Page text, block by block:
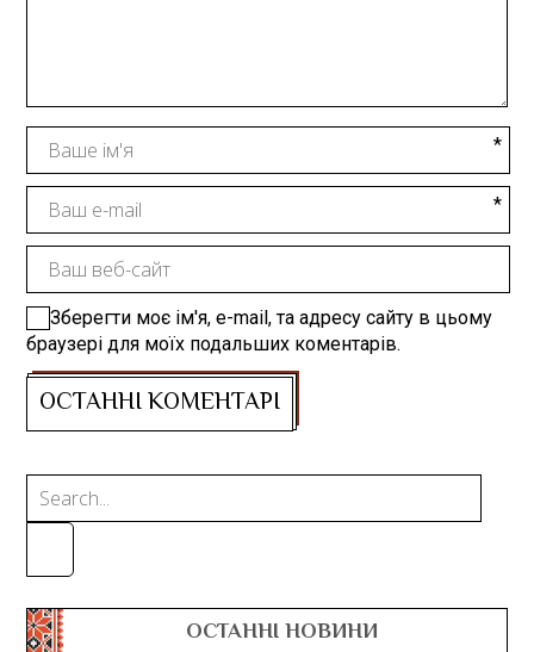
Зберегти моє ім'я, e-mail, та адресу сайту в цьому
браузері для моїх подальших коментарів.
ОСТАННІ НОВИНИ